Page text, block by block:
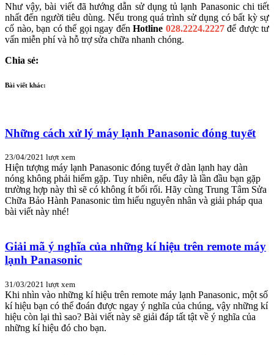
Như vậy, bài viết đã hướng dẫn sử dụng tủ lạnh Panasonic chi tiết
nhất đến người tiêu dùng. Nếu trong quá trình sử dụng có bất kỳ sự
cố nào, bạn có thể gọi ngay đến Hotline 028.2224.2227 để được tư
vấn miễn phí và hỗ trợ sửa chữa nhanh chóng.
Chia sẻ:
Bài viết khác:
Những cách xử lý máy lạnh Panasonic đóng tuyết
23/04/2021 lượt xem
Hiện tượng máy lạnh Panasonic đóng tuyết ở dàn lạnh hay dàn
nóng không phải hiếm gặp. Tuy nhiên, nếu đây là lần đầu bạn gặp
trường hợp này thì sẽ có không ít bối rối. Hãy cùng Trung Tâm Sửa
Chữa Bảo Hành Panasonic tìm hiểu nguyên nhân và giải pháp qua
bài viết này nhé!
Giải mã ý nghĩa của những kí hiệu trên remote máy
lạnh Panasonic
31/03/2021 lượt xem
Khi nhìn vào những kí hiệu trên remote máy lạnh Panasonic, một số
kí hiệu bạn có thể đoán được ngay ý nghĩa của chúng, vậy những kí
hiệu còn lại thì sao? Bài viết này sẽ giải đáp tất tật về ý nghĩa của
những kí hiệu đó cho bạn.